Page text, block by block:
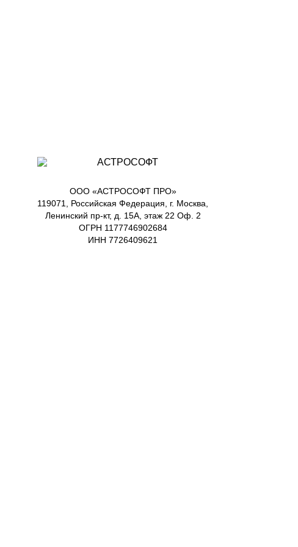
ООО «АСТРОСОФТ ПРО»
119071, Российская Федерация, г. Москва,
Ленинский пр-кт, д. 15А, этаж 22 Оф. 2
ОГРН 1177746902684
ИНН 7726409621